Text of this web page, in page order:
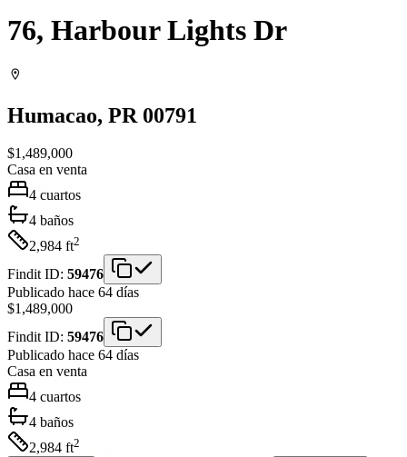
76, Harbour Lights Dr
Humacao, PR 00791
$1,489,000
Casa en venta
4 cuartos
4 baños
2,984 ft2
Findit ID: 59476
Publicado hace 64 días
$1,489,000
Findit ID: 59476
Publicado hace 64 días
Casa en venta
4 cuartos
4 baños
2,984 ft2